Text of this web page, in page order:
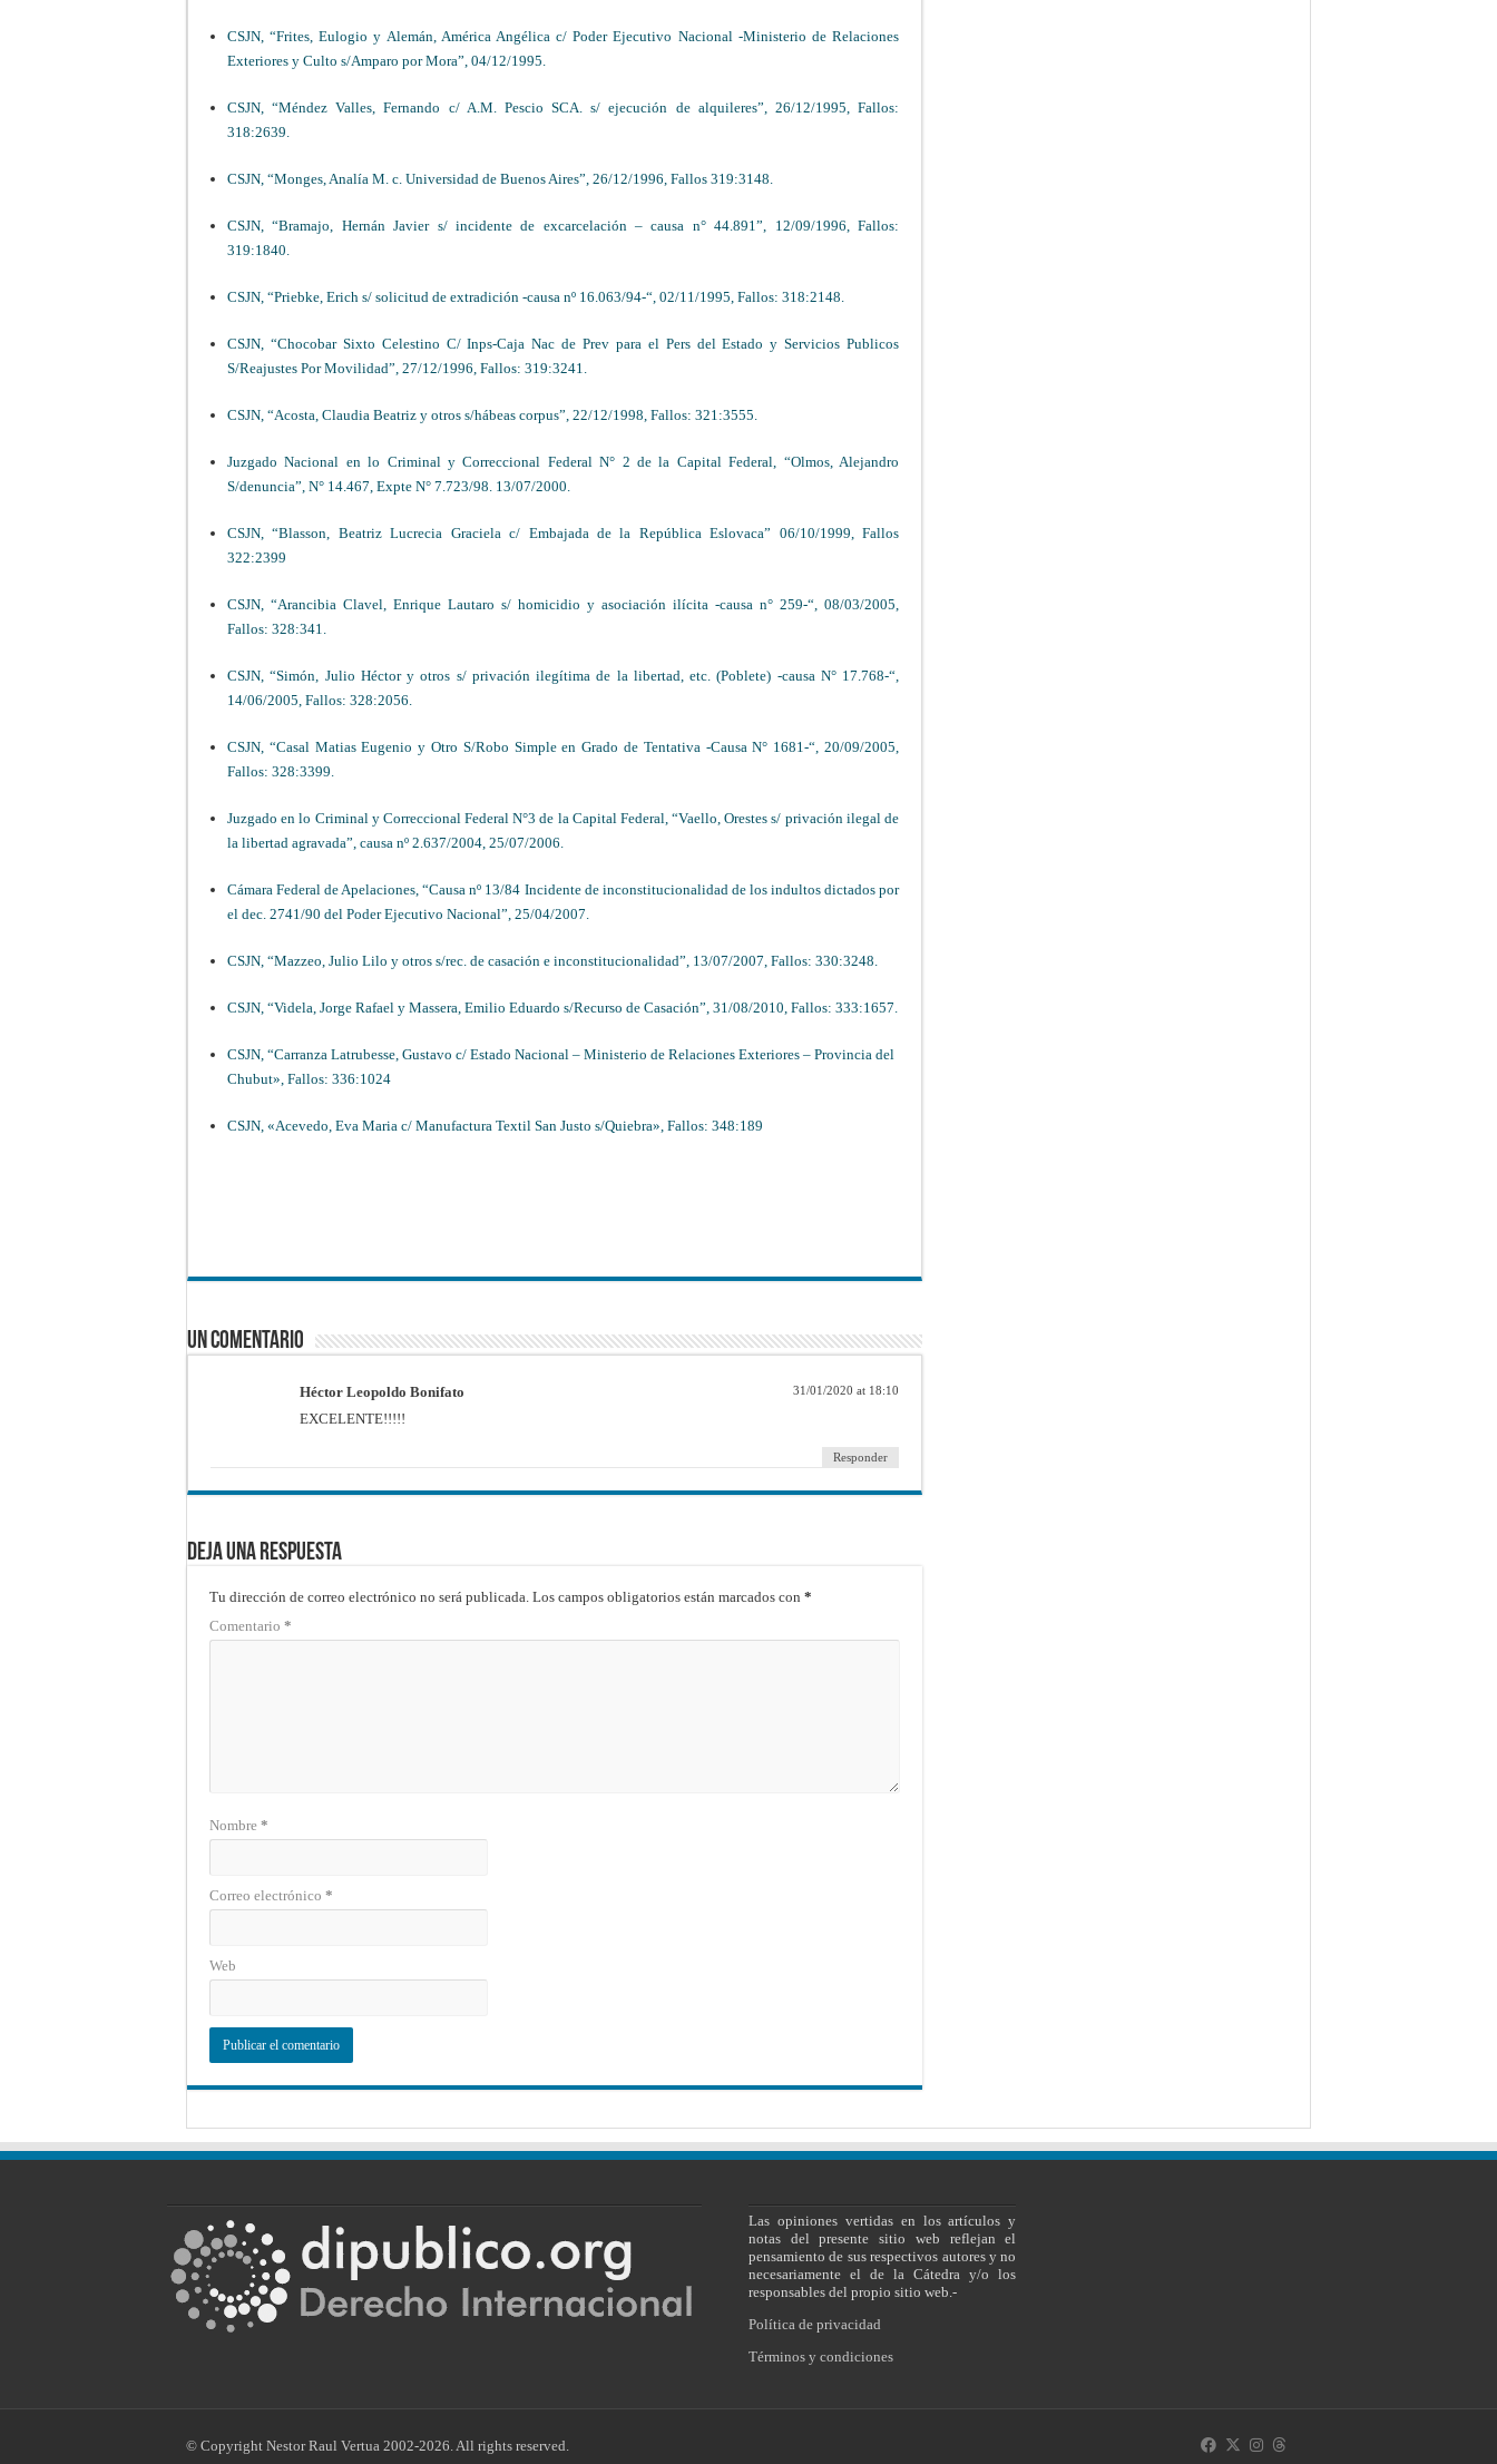
CSJN, “Frites, Eulogio y Alemán, América Angélica c/ Poder Ejecutivo Nacional -Ministerio de Relaciones
Exteriores y Culto s/Amparo por Mora”, 04/12/1995.
CSJN, “Méndez Valles, Fernando c/ A.M. Pescio SCA. s/ ejecución de alquileres”, 26/12/1995, Fallos:
318:2639.
CSJN, “Monges, Analía M. c. Universidad de Buenos Aires”, 26/12/1996, Fallos 319:3148.
CSJN, “Bramajo, Hernán Javier s/ incidente de excarcelación – causa n° 44.891”, 12/09/1996, Fallos:
319:1840.
CSJN, “Priebke, Erich s/ solicitud de extradición -causa nº 16.063/94-“, 02/11/1995, Fallos: 318:2148.
CSJN, “Chocobar Sixto Celestino C/ Inps-Caja Nac de Prev para el Pers del Estado y Servicios Publicos
S/Reajustes Por Movilidad”, 27/12/1996, Fallos: 319:3241.
CSJN, “Acosta, Claudia Beatriz y otros s/hábeas corpus”, 22/12/1998, Fallos: 321:3555.
Juzgado Nacional en lo Criminal y Correccional Federal N° 2 de la Capital Federal, “Olmos, Alejandro
S/denuncia”, N° 14.467, Expte N° 7.723/98. 13/07/2000.
CSJN, “Blasson, Beatriz Lucrecia Graciela c/ Embajada de la República Eslovaca” 06/10/1999, Fallos
322:2399
CSJN, “Arancibia Clavel, Enrique Lautaro s/ homicidio y asociación ilícita -causa n° 259-“, 08/03/2005,
Fallos: 328:341.
CSJN, “Simón, Julio Héctor y otros s/ privación ilegítima de la libertad, etc. (Poblete) -causa N° 17.768-“,
14/06/2005, Fallos: 328:2056.
CSJN, “Casal Matias Eugenio y Otro S/Robo Simple en Grado de Tentativa -Causa N° 1681-“, 20/09/2005,
Fallos: 328:3399.
Juzgado en lo Criminal y Correccional Federal N°3 de la Capital Federal, “Vaello, Orestes s/ privación ilegal de
la libertad agravada”, causa nº 2.637/2004, 25/07/2006.
Cámara Federal de Apelaciones, “Causa nº 13/84 Incidente de inconstitucionalidad de los indultos dictados por
el dec. 2741/90 del Poder Ejecutivo Nacional”, 25/04/2007.
CSJN, “Mazzeo, Julio Lilo y otros s/rec. de casación e inconstitucionalidad”, 13/07/2007, Fallos: 330:3248.
CSJN, “Videla, Jorge Rafael y Massera, Emilio Eduardo s/Recurso de Casación”, 31/08/2010, Fallos: 333:1657.
CSJN, “Carranza Latrubesse, Gustavo c/ Estado Nacional – Ministerio de Relaciones Exteriores – Provincia del
Chubut», Fallos: 336:1024
CSJN, «Acevedo, Eva Maria c/ Manufactura Textil San Justo s/Quiebra», Fallos: 348:189
Un comentario
Héctor Leopoldo Bonifato 31/01/2020 at 18:10
EXCELENTE!!!!!
Responder
Deja una respuesta
Tu dirección de correo electrónico no será publicada. Los campos obligatorios están marcados con *
Comentario *
Nombre *
Correo electrónico *
Web
Las opiniones vertidas en los artículos y
notas del presente sitio web reflejan el
pensamiento de sus respectivos autores y no
necesariamente el de la Cátedra y/o los
responsables del propio sitio web.-
Política de privacidad
Términos y condiciones
© Copyright Nestor Raul Vertua 2002-2026. All rights reserved.